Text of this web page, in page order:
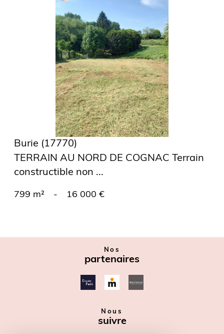
voir le
bien
Burie (17770)
TERRAIN AU NORD DE COGNAC Terrain
constructible non ...
799 m² - 16 000 €
Nos
partenaires
Nous
suivre